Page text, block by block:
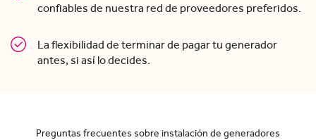
confiables de nuestra red de proveedores preferidos.
La flexibilidad de terminar de pagar tu generador
antes, si así lo decides.
Preguntas frecuentes sobre instalación de generadores